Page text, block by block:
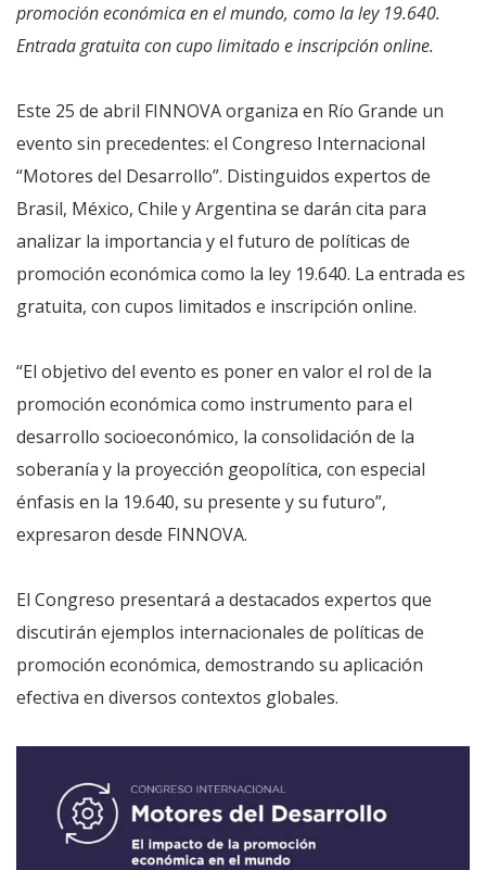
promoción económica en el mundo, como la ley 19.640.
Entrada gratuita con cupo limitado e inscripción online.
Este 25 de abril FINNOVA organiza en Río Grande un
evento sin precedentes: el Congreso Internacional
“Motores del Desarrollo”. Distinguidos expertos de
Brasil, México, Chile y Argentina se darán cita para
analizar la importancia y el futuro de políticas de
promoción económica como la ley 19.640. La entrada es
gratuita, con cupos limitados e inscripción online.
“El objetivo del evento es poner en valor el rol de la
promoción económica como instrumento para el
desarrollo socioeconómico, la consolidación de la
soberanía y la proyección geopolítica, con especial
énfasis en la 19.640, su presente y su futuro”,
expresaron desde FINNOVA.
El Congreso presentará a destacados expertos que
discutirán ejemplos internacionales de políticas de
promoción económica, demostrando su aplicación
efectiva en diversos contextos globales.